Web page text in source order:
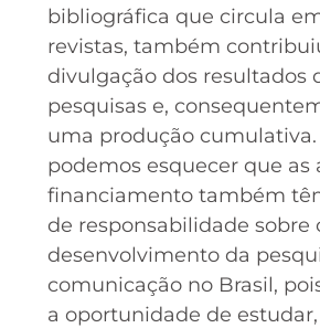
bibliográfica que circula
revistas, também
divulgação dos resultados
pesquisas e,
uma produção cumulativa.
podemos esquecer que as
financiamento também
de responsabilidade sobre
desenvolvimento da
comunicação no Brasil,
a oportunidade de